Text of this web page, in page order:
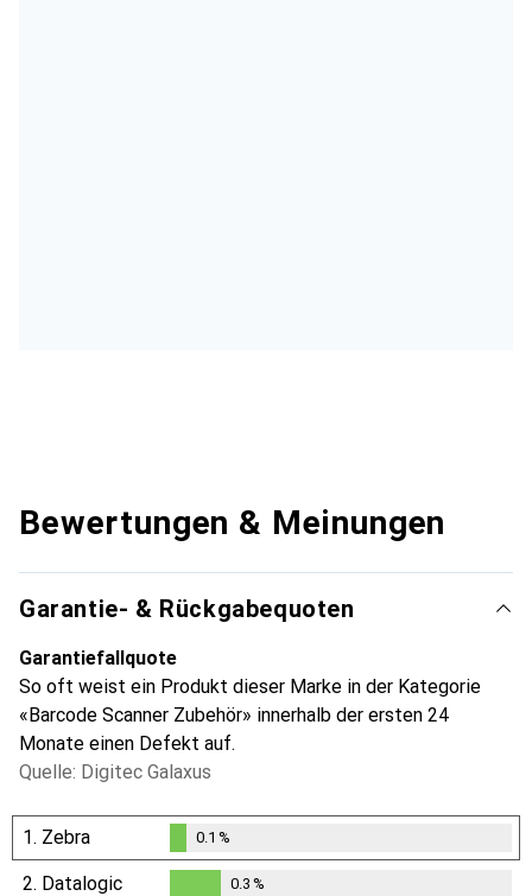
Bewertungen & Meinungen
Garantie- & Rückgabequoten
Garantiefallquote
So oft weist ein Produkt dieser Marke in der Kategorie
«Barcode Scanner Zubehör» innerhalb der ersten 24
Monate einen Defekt auf.
Quelle: Digitec Galaxus
1. Zebra
0.1%
0.1 %
2. Datalogic 0.3 %